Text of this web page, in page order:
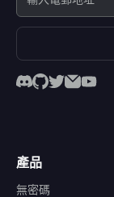
產品
無密碼